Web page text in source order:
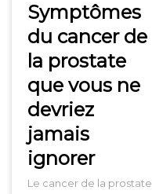
Symptômes
du cancer de
la prostate
que vous ne
devriez
jamais
ignorer
Le cancer de la prostate